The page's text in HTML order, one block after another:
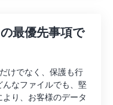
最優先事項で
けでなく、保護も行
なファイルでも、堅
り、お客様のデータ